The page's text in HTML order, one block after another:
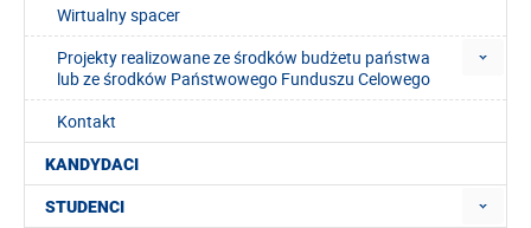
Wirtualny spacer
Projekty realizowane ze środków budżetu państwa
lub ze środków Państwowego Funduszu Celowego
Kontakt
KANDYDACI
STUDENCI